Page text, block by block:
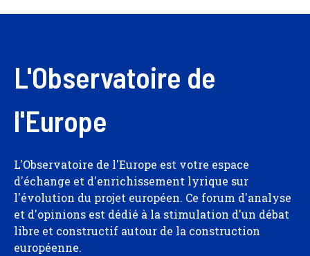
L'Observatoire de
l'Europe
L'Observatoire de l'Europe est votre espace
d'échange et d'enrichissement lyrique sur
l'évolution du projet européen. Ce forum d'analyse
et d'opinions est dédié à la stimulation d'un débat
libre et constructif autour de la construction
européenne.